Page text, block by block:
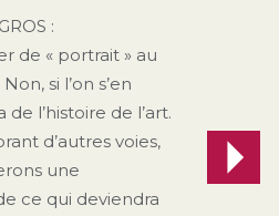
:
de « portrait » au
si l’on s’en
l’histoire de l’art.
d’autres voies,
une
ce qui deviendra
Next
post: